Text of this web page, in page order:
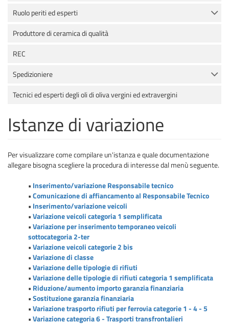
Ruolo periti ed esperti
Produttore di ceramica di qualità
REC
Spedizioniere
Tecnici ed esperti degli oli di oliva vergini ed extravergini
Istanze di variazione
Per visualizzare come compilare un'istanza e quale documentazione
allegare bisogna scegliere la procedura di interesse dal menù seguente.
• Inserimento/variazione Responsabile tecnico
•Comunicazione di affiancamento al Responsabile Tecnico
• Inserimento/variazione veicoli
•Variazione veicoli categoria 1 semplificata
•Variazione per inserimento temporaneo veicoli
sottocategoria 2-ter
•Variazione veicoli categorie 2 bis
•Variazione di classe
•Variazione delle tipologie di rifiuti
•Variazione delle tipologie di rifiuti categoria 1 semplificata
• Riduzione/aumento importo garanzia finanziaria
•Sostituzione garanzia finanziaria
•Variazione trasporto rifiuti per ferrovia categorie 1 - 4 - 5
•Variazione categoria 6 - Trasporti transfrontalieri